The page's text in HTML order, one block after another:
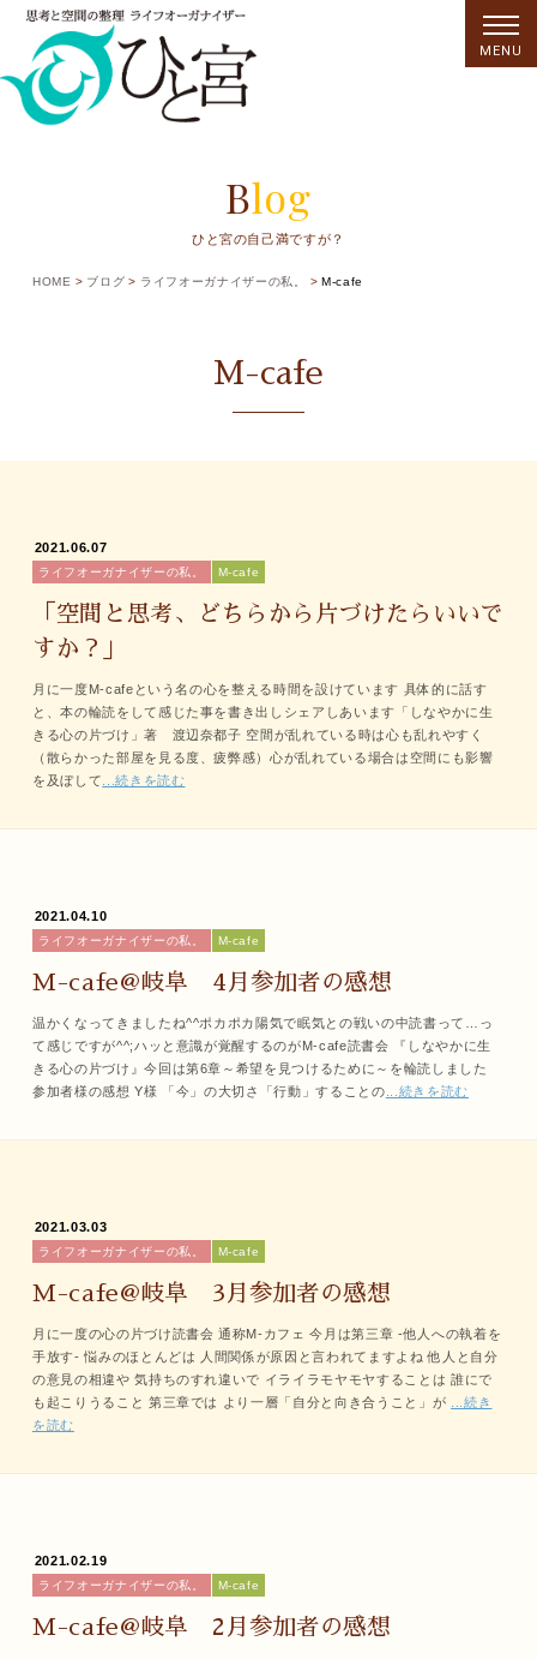
Blog
ひと宮の自己満ですが？
HOME ブログ ライフオーガナイザーの私。 M-cafe
M-cafe
2021.06.07
ライフオーガナイザーの私。 M-cafe
「空間と思考、どちらから片づけたらいいで
すか？」
月に一度M-cafeという名の心を整える時間を設けています 具体的に話す
と、本の輪読をして感じた事を書き出しシェアしあいます「しなやかに生
きる心の片づけ」著 渡辺奈都子 空間が乱れている時は心も乱れやすく
（散らかった部屋を見る度、疲弊感）心が乱れている場合は空間にも影響
を及ぼして
...続きを読む
2021.04.10
ライフオーガナイザーの私。 M-cafe
M-cafe@岐阜 4月参加者の感想
温かくなってきましたね^^ポカポカ陽気で眠気との戦いの中読書って…っ
て感じですが^^;ハッと意識が覚醒するのがM-cafe読書会 『しなやかに生
きる心の片づけ』今回は第6章～希望を見つけるために～を輪読しました
参加者様の感想 Y様 「今」の大切さ「行動」することの ...続きを読む
2021.03.03
ライフオーガナイザーの私。 M-cafe
M-cafe@岐阜 3月参加者の感想
月に一度の心の片づけ読書会 通称M-カフェ 今月は第三章 -他人への執着を
手放す- 悩みのほとんどは 人間関係が原因と言われてますよね 他人と自分
の意見の相違や 気持ちのすれ違いで イライラモヤモヤすることは 誰にで
も起こりうること 第三章では より一層「自分と向き合うこと」が
...続き
を読む
2021.02.19
ライフオーガナイザーの私。 M-cafe
M-cafe@岐阜 2月参加者の感想
MENU